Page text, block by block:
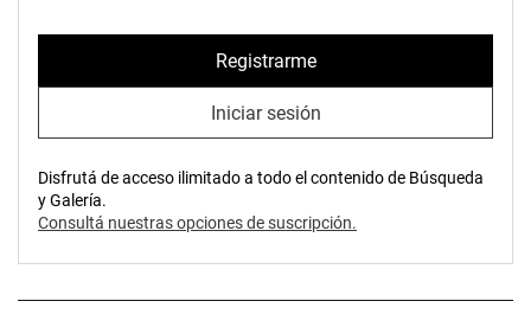
Registrarme
Iniciar sesión
Disfrutá de acceso ilimitado a todo el contenido de Búsqueda
y Galería.
Consultá nuestras opciones de suscripción.